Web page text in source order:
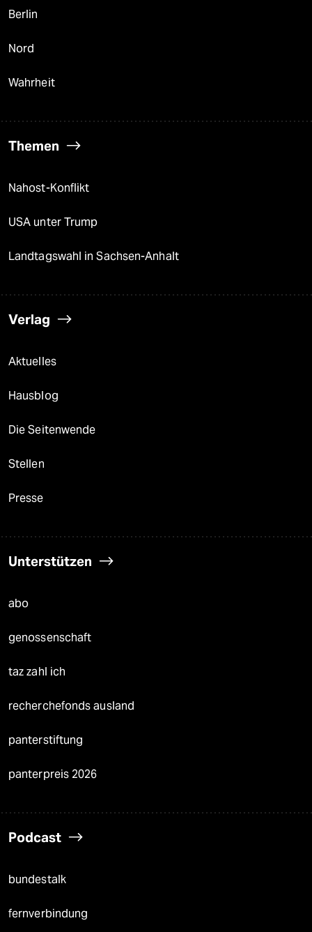
Berlin
Nord
Wahrheit
Themen
Nahost-Konflikt
USA unter Trump
Landtagswahl in Sachsen-Anhalt
Verlag
Aktuelles
Hausblog
Die Seitenwende
Stellen
Presse
Unterstützen
abo
genossenschaft
taz zahl ich
recherchefonds ausland
panterstiftung
panterpreis 2026
Podcast
bundestalk
fernverbindung